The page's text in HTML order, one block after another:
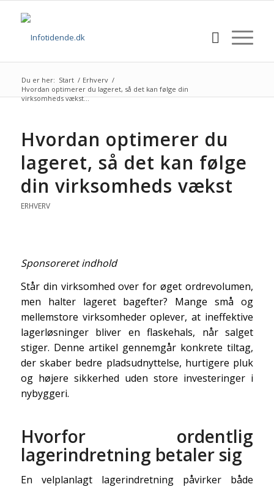
Du er her: Start / Erhverv /
Hvordan optimerer du lageret, så det kan følge din
virksomheds vækst...
Hvordan optimerer du
lageret, så det kan følge
din virksomheds vækst
ERHVERV
Sponsoreret indhold
Står din virksomhed over for øget ordrevolumen,
men halter lageret bagefter? Mange små og
mellemstore virksomheder oplever, at ineffektive
lagerløsninger bliver en flaskehals, når salget
stiger. Denne artikel gennemgår konkrete tiltag,
der skaber bedre pladsudnyttelse, hurtigere pluk
og højere sikkerhed uden store investeringer i
nybyggeri.
Hvorfor ordentlig
lagerindretning betaler sig
En velplanlagt lagerindretning påvirker både